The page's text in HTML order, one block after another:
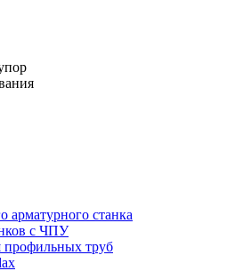
арматурного станка
с ЧПУ
профильных труб